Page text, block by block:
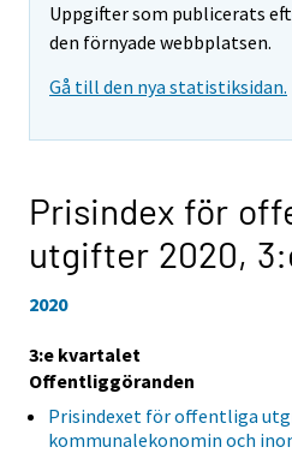
Uppgifter som publicerats
den förnyade webbplatsen.
Gå till den nya statistiksidan.
Prisindex för
utgifter 2020,
2020
3:e kvartalet
Offentliggöranden
Prisindexet för offentliga
kommunalekonomin och